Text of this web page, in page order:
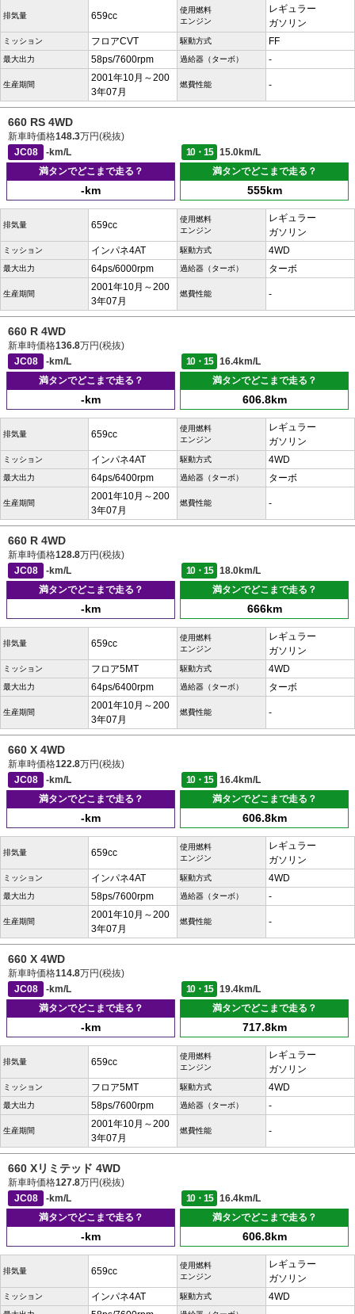
排気量 659cc
使用燃料
エンジン
レギュラー
ガソリン
ミッション フロアCVT 駆動方式 FF
最大出力 58ps/7600rpm 過給器（ターボ） -
生産期間
2001年10月～200
3年07月
燃費性能 -
660 RS 4WD
新車時価格148.3万円(税抜)
JC08
-km/L 10・15
15.0km/L
満タンでどこまで走る？
-km
満タンでどこまで走る？
555km
排気量 659cc
使用燃料
エンジン
レギュラー
ガソリン
ミッション インパネ4AT 駆動方式 4WD
最大出力 64ps/6000rpm 過給器（ターボ） ターボ
生産期間
2001年10月～200
3年07月
燃費性能 -
660 R 4WD
新車時価格136.8万円(税抜)
JC08
-km/L 10・15
16.4km/L
満タンでどこまで走る？
-km
満タンでどこまで走る？
606.8km
排気量 659cc
使用燃料
エンジン
レギュラー
ガソリン
ミッション インパネ4AT 駆動方式 4WD
最大出力 64ps/6400rpm 過給器（ターボ） ターボ
生産期間
2001年10月～200
3年07月
燃費性能 -
660 R 4WD
新車時価格128.8万円(税抜)
JC08
-km/L 10・15
18.0km/L
満タンでどこまで走る？
-km
満タンでどこまで走る？
666km
排気量 659cc
使用燃料
エンジン
レギュラー
ガソリン
ミッション フロア5MT 駆動方式 4WD
最大出力 64ps/6400rpm 過給器（ターボ） ターボ
生産期間
2001年10月～200
3年07月
燃費性能 -
660 X 4WD
新車時価格122.8万円(税抜)
JC08
-km/L 10・15
16.4km/L
満タンでどこまで走る？
-km
満タンでどこまで走る？
606.8km
排気量 659cc
使用燃料
エンジン
レギュラー
ガソリン
ミッション インパネ4AT 駆動方式 4WD
最大出力 58ps/7600rpm 過給器（ターボ） -
生産期間
2001年10月～200
3年07月
燃費性能 -
660 X 4WD
新車時価格114.8万円(税抜)
JC08
-km/L 10・15
19.4km/L
満タンでどこまで走る？
-km
満タンでどこまで走る？
717.8km
排気量 659cc
使用燃料
エンジン
レギュラー
ガソリン
ミッション フロア5MT 駆動方式 4WD
最大出力 58ps/7600rpm 過給器（ターボ） -
生産期間
2001年10月～200
3年07月
燃費性能 -
660 Xリミテッド 4WD
新車時価格127.8万円(税抜)
JC08
-km/L 10・15
16.4km/L
満タンでどこまで走る？
-km
満タンでどこまで走る？
606.8km
排気量 659cc
使用燃料
エンジン
レギュラー
ガソリン
ミッション インパネ4AT 駆動方式 4WD